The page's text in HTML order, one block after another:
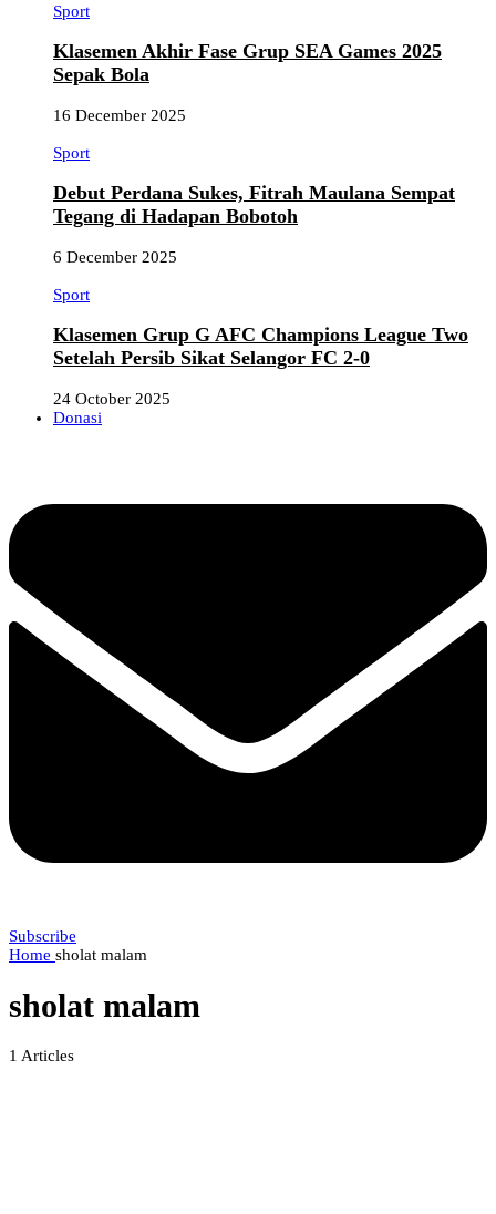
Sport
Klasemen Akhir Fase Grup SEA Games 2025
Sepak Bola
16 December 2025
Sport
Debut Perdana Sukes, Fitrah Maulana Sempat
Tegang di Hadapan Bobotoh
6 December 2025
Sport
Klasemen Grup G AFC Champions League Two
Setelah Persib Sikat Selangor FC 2-0
24 October 2025
Donasi
Subscribe
Home sholat malam
sholat malam
1 Articles